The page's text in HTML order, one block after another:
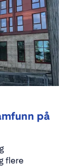
på
flere